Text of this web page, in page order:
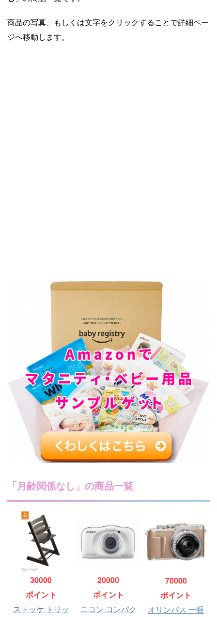
商品の写真、もしくは文字をクリックすることで詳細ペー
ジへ移動します。
「月齢関係なし」の商品一覧
30000
ポイント
ストッケ トリッ
20000
ポイント
ニコン コンパク
70000
ポイント
オリンパス 一眼